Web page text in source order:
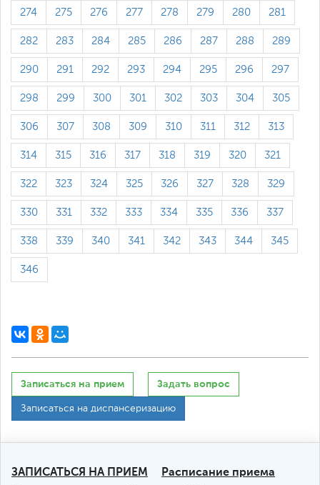
274 275 276 277 278 279 280 281
282 283 284 285 286 287 288 289
290 291 292 293 294 295 296 297
298 299 300 301 302 303 304 305
306 307 308 309 310 311 312 313
314 315 316 317 318 319 320 321
322 323 324 325 326 327 328 329
330 331 332 333 334 335 336 337
338 339 340 341 342 343 344 345
346
Записаться на прием Задать вопрос
Записаться на диспансеризацию
ЗАПИСАТЬСЯ НА ПРИЕМ
Расписание приема